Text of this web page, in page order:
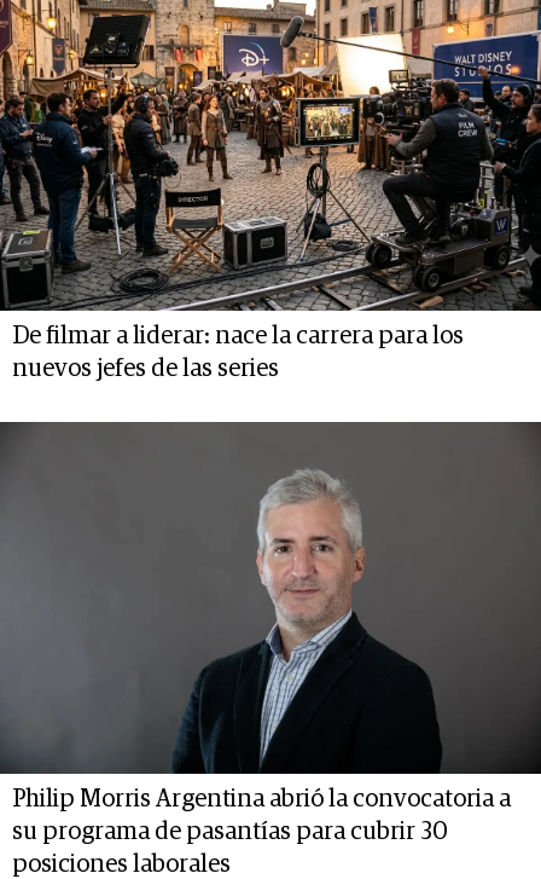
De filmar a liderar: nace la carrera para los
nuevos jefes de las series
Philip Morris Argentina abrió la convocatoria a
su programa de pasantías para cubrir 30
posiciones laborales